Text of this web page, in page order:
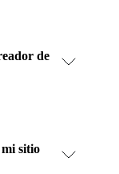
de
sitio